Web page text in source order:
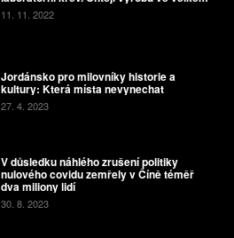
11. 11. 2022
Jordánsko pro milovníky historie a
kultury: Která místa nevynechat
27. 4. 2023
V důsledku náhlého zrušení politiky
nulového covidu zemřely v Číně téměř
dva miliony lidí
30. 8. 2023